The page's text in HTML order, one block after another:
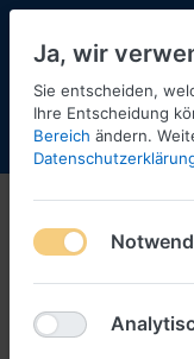
Menü
Ja, wir
Sie entscheiden,
Ihre Entscheidung
Bereich ändern.